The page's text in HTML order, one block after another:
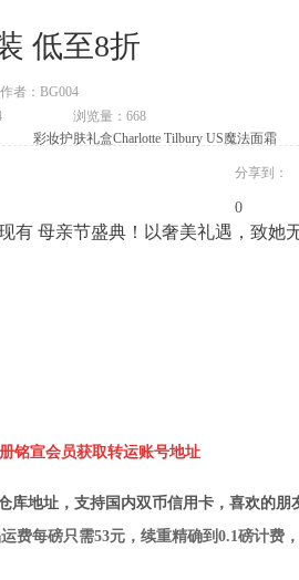
低至8折
作者：BG004
浏览量：668
彩妆护肤礼盒Charlotte Tilbury US魔法面霜
分享到：
0
现有 母亲节盛典！以奢美礼遇，致她
铭宣会员获取转运账号地址
库地址，支持国内双币信用卡，喜欢的朋
费每磅只需53元，续重精确到0.1磅计费，